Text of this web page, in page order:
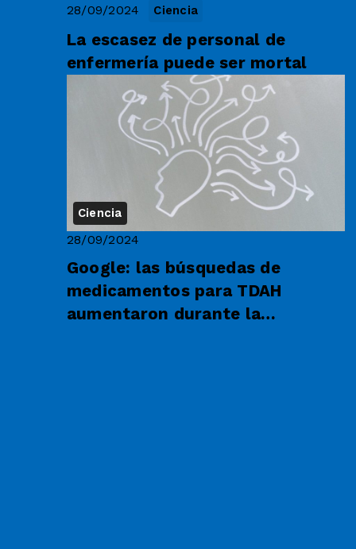
Ciencia
28/09/2024
La escasez de personal de
enfermería puede ser mortal
Ciencia
28/09/2024
Google: las búsquedas de
medicamentos para TDAH
aumentaron durante la